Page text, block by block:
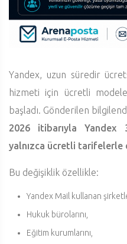
Yandex, uzun süredir
hizmeti için ücretli modele
başladı. Gönderilen
2026 itibarıyla Yandex
yalnızca ücretli tarifelerle
Bu değişiklik özellikle:
Yandex Mail kullanan
Hukuk bürolarını,
Eğitim kurumlarını,